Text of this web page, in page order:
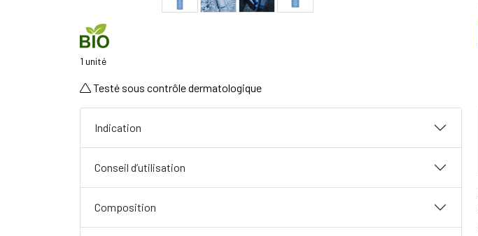
1 unité
Testé sous contrôle dermatologique
Indication
Conseil d’utilisation
Composition